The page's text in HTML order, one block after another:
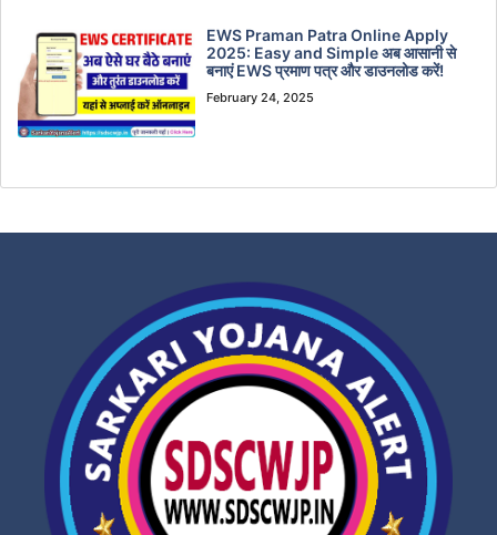
EWS Praman Patra Online Apply
2025: Easy and Simple अब आसानी से
बनाएं EWS प्रमाण पत्र और डाउनलोड करें!
February 24, 2025